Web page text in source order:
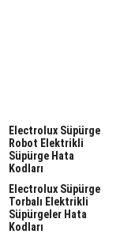
Electrolux Süpürge
Robot Elektrikli
Süpürge Hata
Kodları
Electrolux Süpürge
Torbalı Elektrikli
Süpürgeler Hata
Kodları